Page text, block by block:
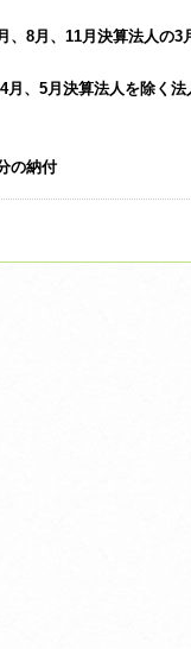
、8月、11月決算法人の
、5月決算法人を除く
の納付